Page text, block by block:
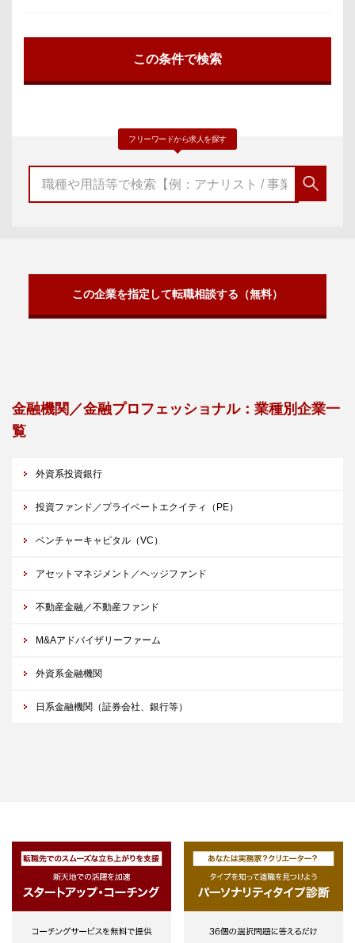
フリーワードから求人を探す
この企業を指定して転職相談する（無料）
金融機関／金融プロフェッショナル：業種別企業一
覧
外資系投資銀行
投資ファンド／プライベートエクイティ（PE）
ベンチャーキャピタル（VC）
アセットマネジメント／ヘッジファンド
不動産金融／不動産ファンド
M&Aアドバイザリーファーム
外資系金融機関
日系金融機関（証券会社、銀行等）